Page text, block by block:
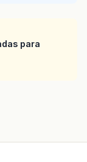
para